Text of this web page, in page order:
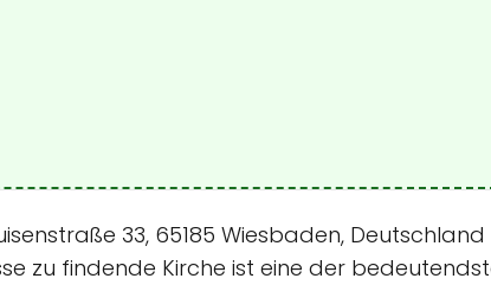
33, 65185 Wiesbaden,
zu findende Kirche ist eine der